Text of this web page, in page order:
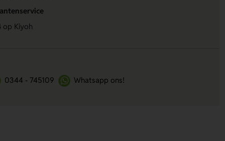
op Kiyoh
0344 - 745109 Whatsapp ons!